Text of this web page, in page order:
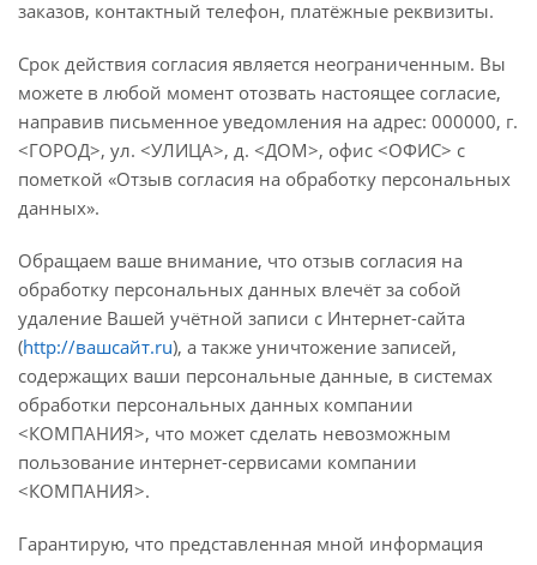
заказов, контактный телефон, платёжные реквизиты.
Срок действия согласия является неограниченным. Вы
можете в любой момент отозвать настоящее согласие,
направив письменное уведомления на адрес: 000000, г.
<ГОРОД>, ул. <УЛИЦА>, д. <ДОМ>, офис <ОФИС> с
пометкой «Отзыв согласия на обработку персональных
данных».
Обращаем ваше внимание, что отзыв согласия на
обработку персональных данных влечёт за собой
удаление Вашей учётной записи с Интернет-сайта
(http://вашсайт.ru), а также уничтожение записей,
содержащих ваши персональные данные, в системах
обработки персональных данных компании
<КОМПАНИЯ>, что может сделать невозможным
пользование интернет-сервисами компании
<КОМПАНИЯ>.
Гарантирую, что представленная мной информация